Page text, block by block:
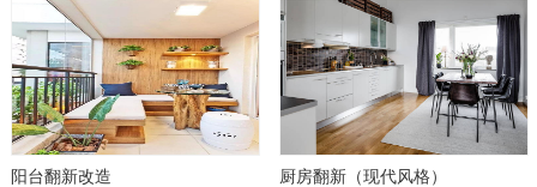
阳台翻新改造 厨房翻新（现代风格）